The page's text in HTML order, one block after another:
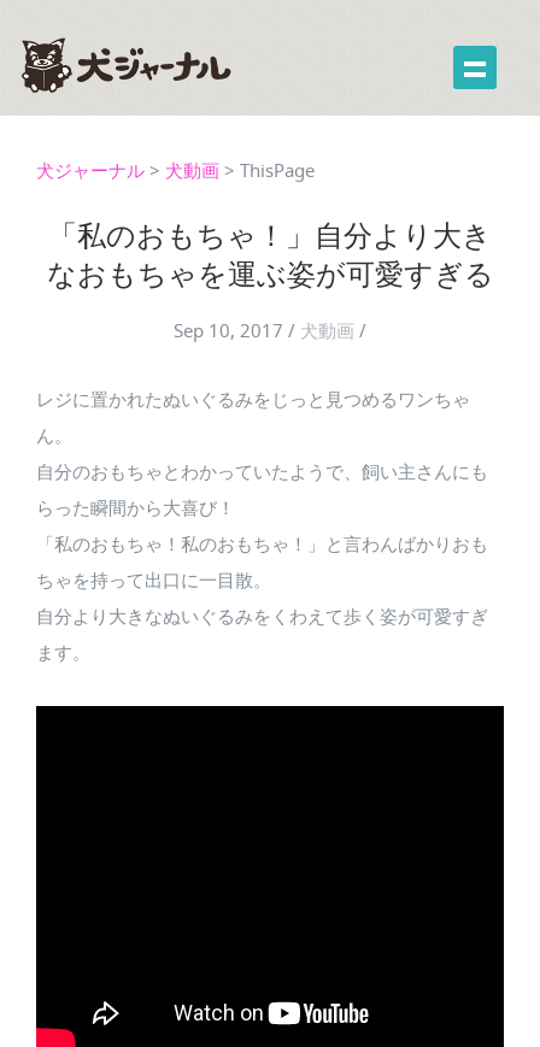
犬ジャーナル > 犬動画 > ThisPage
「私のおもちゃ！」自分より大き
なおもちゃを運ぶ姿が可愛すぎる
Sep 10, 2017 / 犬動画 /
レジに置かれたぬいぐるみをじっと見つめるワンちゃ
ん。
自分のおもちゃとわかっていたようで、飼い主さんにも
らった瞬間から大喜び！
「私のおもちゃ！私のおもちゃ！」と言わんばかりおも
ちゃを持って出口に一目散。
自分より大きなぬいぐるみをくわえて歩く姿が可愛すぎ
ます。